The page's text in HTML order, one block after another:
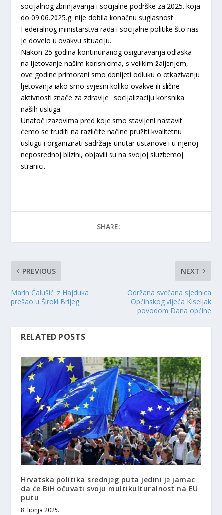
socijalnog zbrinjavanja i socijalne podrške za 2025. koja
do 09.06.2025.g. nije dobila konačnu suglasnost
Federalnog ministarstva rada i socijalne politike što nas
je dovelo u ovakvu situaciju.
Nakon 25 godina kontinuiranog osiguravanja odlaska
na ljetovanje našim korisnicima, s velikim žaljenjem,
ove godine primorani smo donijeti odluku o otkazivanju
ljetovanja iako smo svjesni koliko ovakve ili slične
aktivnosti znače za zdravlje i socijalizaciju korisnika
naših usluga.
Unatoč izazovima pred koje smo stavljeni nastavit
ćemo se truditi na različite načine pružiti kvalitetnu
uslugu i organizirati sadržaje unutar ustanove i u njenoj
neposrednoj blizini, objavili su na svojoj sluzbemoj
stranici.
SHARE:
PREVIOUS
Marin Ćalušić iz Hajduka
prešao u Široki Brijeg
NEXT
Održana svečana sjednica
Općinskog vijeća Kiseljak
povodom Dana općine
RELATED POSTS
Hrvatska politika srednjeg puta jedini je jamac
da će BiH očuvati svoju multikulturalnost na EU
putu
8. lipnja 2025.